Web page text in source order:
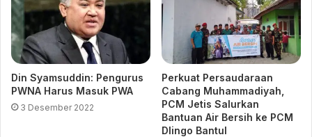
Din Syamsuddin: Pengurus
PWNA Harus Masuk PWA
3 Desember 2022
Perkuat Persaudaraan
Cabang Muhammadiyah,
PCM Jetis Salurkan
Bantuan Air Bersih ke PCM
Dlingo Bantul